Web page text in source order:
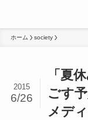
ホーム society
「夏
ごす
メデ
2015
6/26